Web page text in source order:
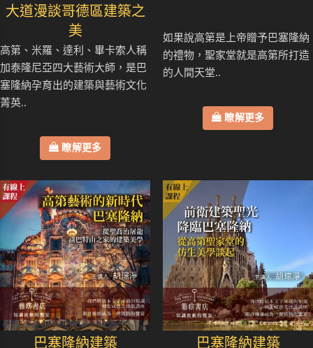
大道漫談哥德區建築之
美
高第、米羅、達利、畢卡索人稱
加泰隆尼亞四大藝術大師，是巴
塞隆納孕育出的建築與藝術文化
菁英..
瞭解更多
如果說高第是上帝贈予巴塞隆納
的禮物，聖家堂就是高第所打造
的人間天堂..
瞭解更多
巴塞隆納建築
巴塞隆納建築